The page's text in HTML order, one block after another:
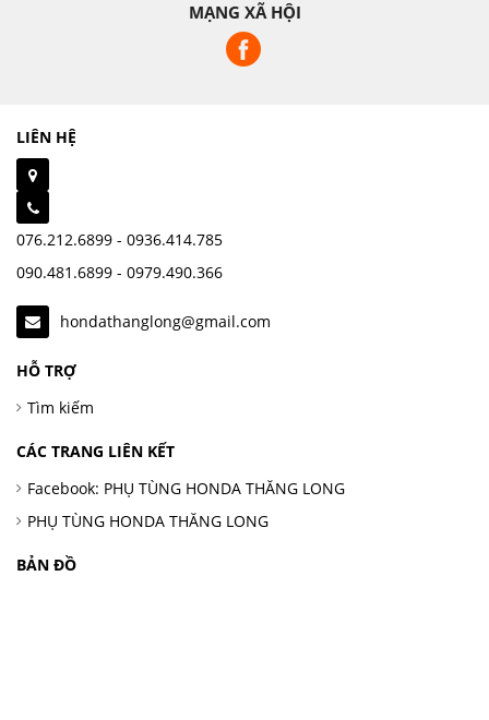
MẠNG XÃ HỘI
LIÊN HỆ
076.212.6899 - 0936.414.785
090.481.6899 - 0979.490.366
hondathanglong@gmail.com
HỖ TRỢ
Tìm kiếm
CÁC TRANG LIÊN KẾT
Facebook: PHỤ TÙNG HONDA THĂNG LONG
PHỤ TÙNG HONDA THĂNG LONG
BẢN ĐỒ